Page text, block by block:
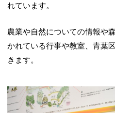
れています。
農業や自然についての情報や
かれている行事や教室、青葉
きます。